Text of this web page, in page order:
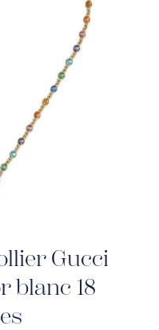
Gucci
blanc 18